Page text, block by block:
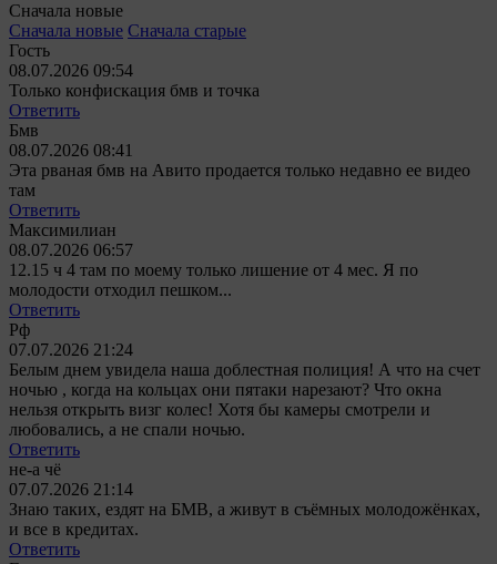
Сначала новые
Сначала новые Сначала старые
Гость
08.07.2026 09:54
Только конфискация бмв и точка
Ответить
Бмв
08.07.2026 08:41
Эта рваная бмв на Авито продается только недавно ее видео
там
Ответить
Максимилиан
08.07.2026 06:57
12.15 ч 4 там по моему только лишение от 4 мес. Я по
молодости отходил пешком...
Ответить
Рф
07.07.2026 21:24
Белым днем увидела наша доблестная полиция! А что на счет
ночью , когда на кольцах они пятаки нарезают? Что окна
нельзя открыть визг колес! Хотя бы камеры смотрели и
любовались, а не спали ночью.
Ответить
не-а чё
07.07.2026 21:14
Знаю таких, ездят на БМВ, а живут в съёмных молодожёнках,
и все в кредитах.
Ответить